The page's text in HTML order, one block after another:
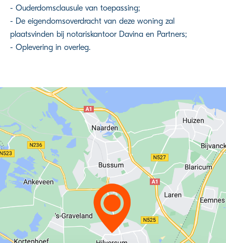
- Ouderdomsclausule van toepassing;
- De eigendomsoverdracht van deze woning zal
plaatsvinden bij notariskantoor Davina en Partners;
- Oplevering in overleg.